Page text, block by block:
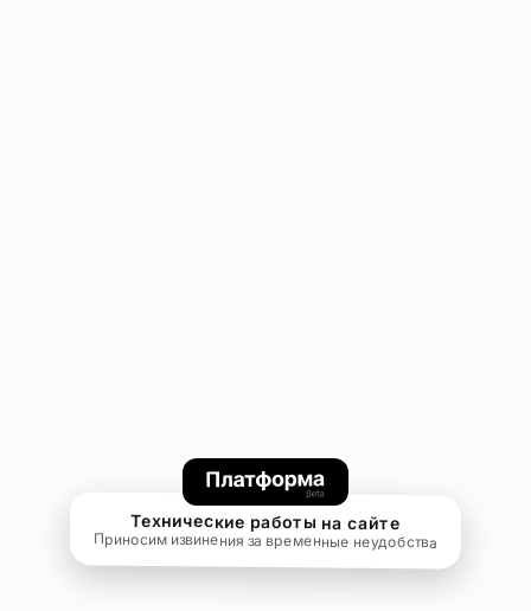
Технические работы на сайте
Приносим извинения за временные неудобства